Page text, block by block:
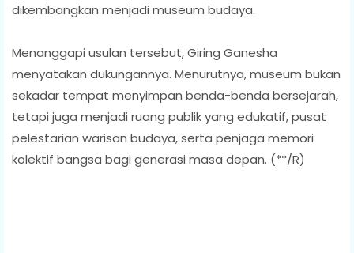
dikembangkan menjadi museum budaya.
Menanggapi usulan tersebut, Giring Ganesha
menyatakan dukungannya. Menurutnya, museum bukan
sekadar tempat menyimpan benda-benda bersejarah,
tetapi juga menjadi ruang publik yang edukatif, pusat
pelestarian warisan budaya, serta penjaga memori
kolektif bangsa bagi generasi masa depan. (**/R)